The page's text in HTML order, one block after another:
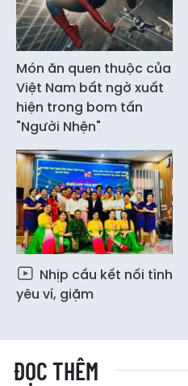
Món ăn quen thuộc của
Việt Nam bất ngờ xuất
hiện trong bom tấn
"Người Nhện"
Nhịp cầu kết nối tình
yêu ví, giặm
ĐỌC THÊM